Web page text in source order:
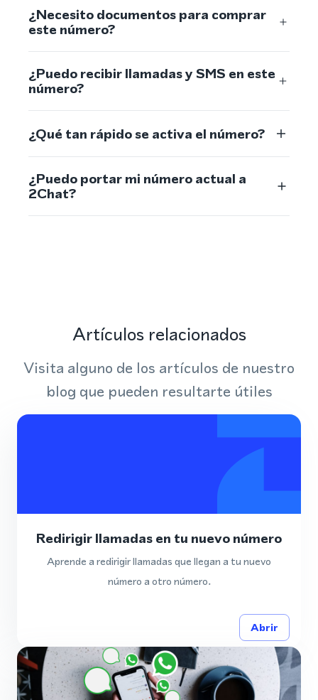
¿Necesito documentos para comprar
este número?
¿Puedo recibir llamadas y SMS en este
número?
¿Qué tan rápido se activa el número?
¿Puedo portar mi número actual a
2Chat?
Artículos relacionados
Visita alguno de los artículos de nuestro
blog que pueden resultarte útiles
Redirigir llamadas en tu nuevo número
Aprende a redirigir llamadas que llegan a tu nuevo
número a otro número.
Abrir